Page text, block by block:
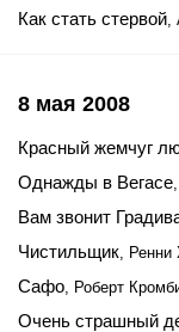
Как стать стервой,
8 мая 2008
Красный жемчуг
Однажды в Вегасе
Вам звонит
Чистильщик,
Сафо, Роберт
Очень страшный